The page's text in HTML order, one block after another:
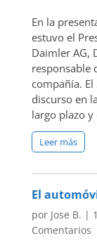
En la
estuvo el
Daimler AG,
responsable
compañía.
discurso en
largo plazo
Leer más
El
por Jose B. |
Comentarios